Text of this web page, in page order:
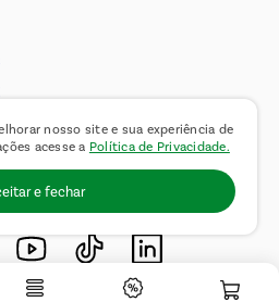
nosso site e sua experiência de
acesse a Política de Privacidade.
e fechar